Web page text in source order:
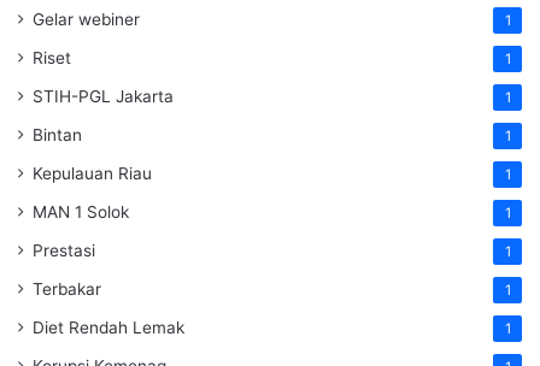
Gelar webiner 1
Riset 1
STIH-PGL Jakarta 1
Bintan 1
Kepulauan Riau 1
MAN 1 Solok 1
Prestasi 1
Terbakar 1
Diet Rendah Lemak 1